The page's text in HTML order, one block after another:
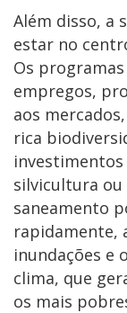
Além disso, a
estar no
Os
empregos,
aos
rica
silvicultura
saneamento
rapidamente,
inundações e
clima, que
os mais